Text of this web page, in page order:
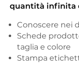
quantità infinita
Conoscere nei
Schede
taglia e colore
Stampa